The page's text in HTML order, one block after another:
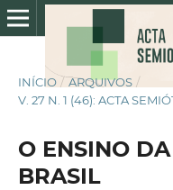
INÍCIO / ARQUIVOS /
V. 27 N. 1 (46): ACTA
O ENSINO
BRASIL